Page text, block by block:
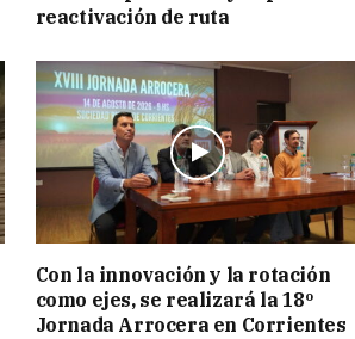
reactivación de ruta
Con la innovación y la rotación
como ejes, se realizará la 18º
Jornada Arrocera en Corrientes